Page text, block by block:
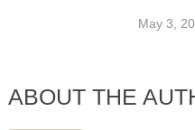
May 3,
ABOUT THE